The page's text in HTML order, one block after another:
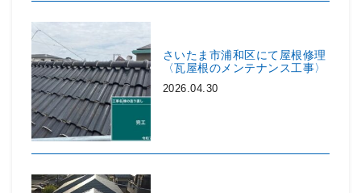
さいたま市浦和区にて屋根修理
〈瓦屋根のメンテナンス工事〉
2026.04.30